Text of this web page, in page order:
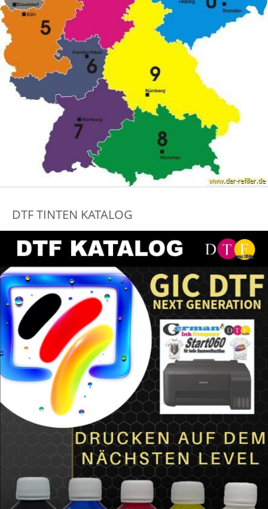
DTF TINTEN KATALOG